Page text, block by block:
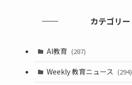
カテゴリー
AI教育 (287)
Weekly 教育ニュース (294)